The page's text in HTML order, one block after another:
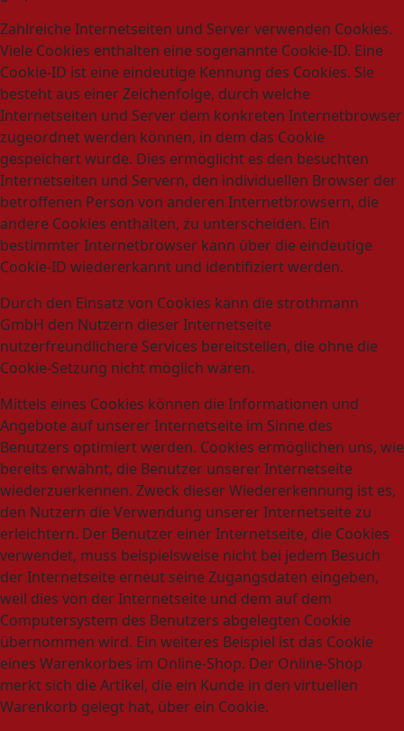
Zahlreiche Internetseiten und Server verwenden Cookies.
Viele Cookies enthalten eine sogenannte Cookie-ID. Eine
Cookie-ID ist eine eindeutige Kennung des Cookies. Sie
besteht aus einer Zeichenfolge, durch welche
Internetseiten und Server dem konkreten Internetbrowser
zugeordnet werden können, in dem das Cookie
gespeichert wurde. Dies ermöglicht es den besuchten
Internetseiten und Servern, den individuellen Browser der
betroffenen Person von anderen Internetbrowsern, die
andere Cookies enthalten, zu unterscheiden. Ein
bestimmter Internetbrowser kann über die eindeutige
Cookie-ID wiedererkannt und identifiziert werden.
Durch den Einsatz von Cookies kann die strothmann
GmbH den Nutzern dieser Internetseite
nutzerfreundlichere Services bereitstellen, die ohne die
Cookie-Setzung nicht möglich wären.
Mittels eines Cookies können die Informationen und
Angebote auf unserer Internetseite im Sinne des
Benutzers optimiert werden. Cookies ermöglichen uns, wie
bereits erwähnt, die Benutzer unserer Internetseite
wiederzuerkennen. Zweck dieser Wiedererkennung ist es,
den Nutzern die Verwendung unserer Internetseite zu
erleichtern. Der Benutzer einer Internetseite, die Cookies
verwendet, muss beispielsweise nicht bei jedem Besuch
der Internetseite erneut seine Zugangsdaten eingeben,
weil dies von der Internetseite und dem auf dem
Computersystem des Benutzers abgelegten Cookie
übernommen wird. Ein weiteres Beispiel ist das Cookie
eines Warenkorbes im Online-Shop. Der Online-Shop
merkt sich die Artikel, die ein Kunde in den virtuellen
Warenkorb gelegt hat, über ein Cookie.